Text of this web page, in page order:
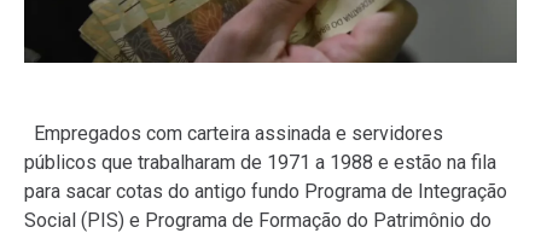
Empregados com carteira assinada e servidores
públicos que trabalharam de 1971 a 1988 e estão na fila
para sacar cotas do antigo fundo Programa de Integração
Social (PIS) e Programa de Formação do Patrimônio do